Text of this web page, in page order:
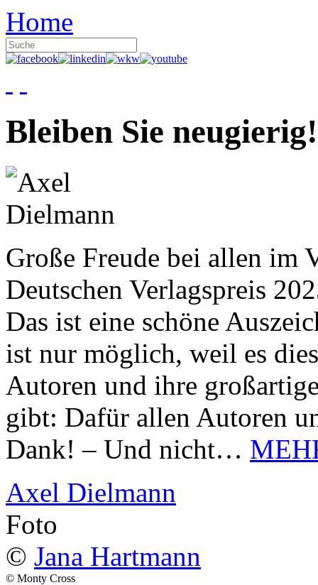
Home
Bleiben Sie neugierig!
Große Freude bei allen im
Deutschen Verlagspreis
Das ist eine schöne
ist nur möglich, weil es
Autoren und ihre
gibt: Dafür allen Autoren
Dank! – Und nicht…
Axel Dielmann
Foto
© Jana Hartmann
© Monty Cross